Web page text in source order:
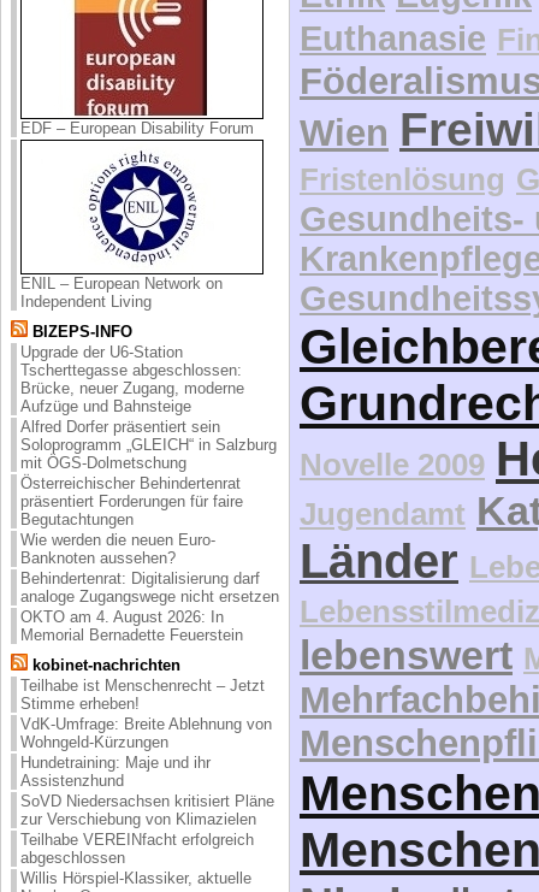
EDF – European Disability Forum
ENIL – European Network on
Independent Living
BIZEPS-INFO
Upgrade der U6-Station
Tscherttegasse abgeschlossen:
Brücke, neuer Zugang, moderne
Aufzüge und Bahnsteige
Alfred Dorfer präsentiert sein
Soloprogramm „GLEICH“ in Salzburg
mit ÖGS-Dolmetschung
Österreichischer Behindertenrat
präsentiert Forderungen für faire
Begutachtungen
Wie werden die neuen Euro-
Banknoten aussehen?
Behindertenrat: Digitalisierung darf
analoge Zugangswege nicht ersetzen
OKTO am 4. August 2026: In
Memorial Bernadette Feuerstein
kobinet-nachrichten
Teilhabe ist Menschenrecht – Jetzt
Stimme erheben!
VdK-Umfrage: Breite Ablehnung von
Wohngeld-Kürzungen
Hundetraining: Maje und ihr
Assistenzhund
SoVD Niedersachsen kritisiert Pläne
zur Verschiebung von Klimazielen
Teilhabe VEREINfacht erfolgreich
abgeschlossen
Willis Hörspiel-Klassiker, aktuelle
Euthanasie
Wien
Fristenlösung
Gesundheits-
Novelle 2009
Jugendamt
Länder
lebenswert